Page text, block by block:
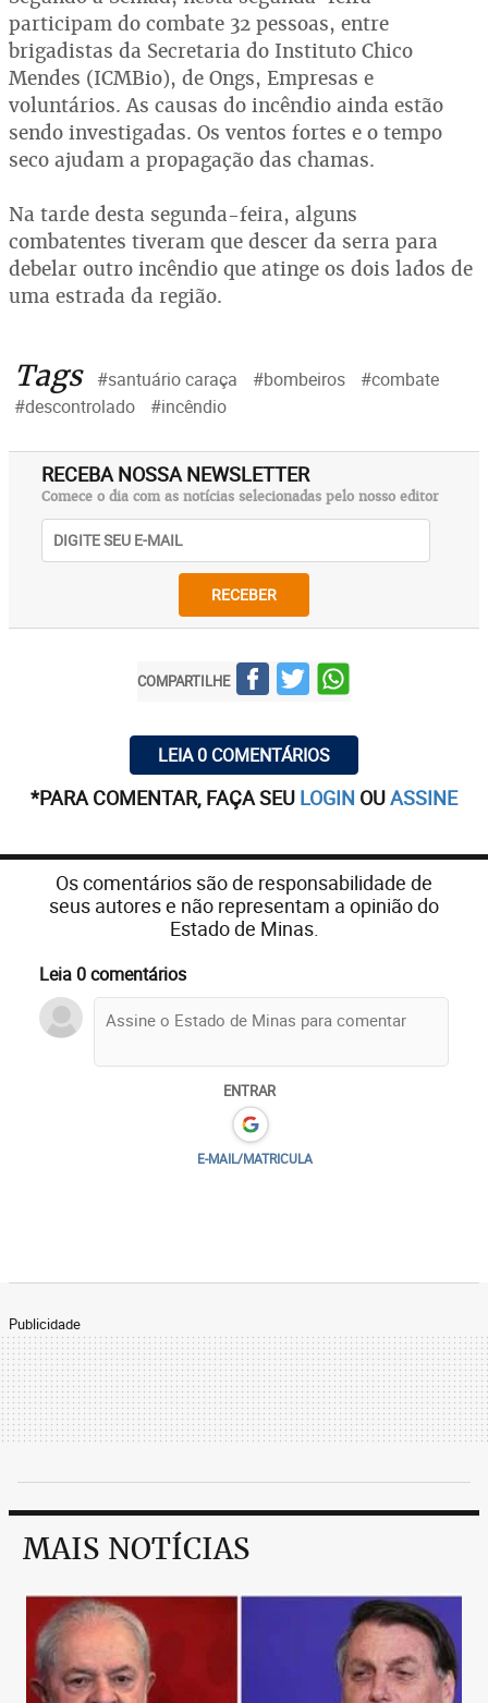
participam do combate 32 pessoas, entre
brigadistas da Secretaria do Instituto Chico
Mendes (ICMBio), de Ongs, Empresas e
voluntários. As causas do incêndio ainda estão
sendo investigadas. Os ventos fortes e o tempo
seco ajudam a propagação das chamas.
Na tarde desta segunda-feira, alguns
combatentes tiveram que descer da serra para
debelar outro incêndio que atinge os dois lados de
uma estrada da região.
Tags #santuário caraça #bombeiros
#combate
#descontrolado
#incêndio
RECEBA NOSSA NEWSLETTER
Comece o dia com as notícias selecionadas pelo nosso editor
RECEBER
COMPARTILHE
LEIA 0 COMENTÁRIOS
*PARA COMENTAR, FAÇA SEU LOGIN OUASSINE
Os comentários são de responsabilidade de
seus autores e não representam a opinião do
Estado de Minas.
Leia 0 comentários
ENTRAR
E-MAIL/MATRICULA
Publicidade
MAIS NOTÍCIAS